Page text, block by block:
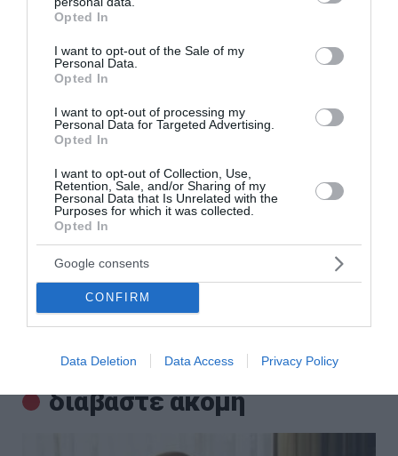
grant or deny consent to Google and its third-party tags to
use your data for below specified purposes in below Google
consent section.
Opted In
I want to opt-out of the Sale of my
Personal Data.
Opted In
I want to opt-out of processing my
Personal Data for Targeted Advertising.
Opted In
I want to opt-out of Collection, Use,
Retention, Sale, and/or Sharing of my
Personal Data that Is Unrelated with the
Purposes for which it was collected.
Opted In
Google consents
CONFIRM
Data Deletion Data Access Privacy Policy
Δύο ακόμη αποχωρήσεις από το κόμμα Καρυστιανού με
Δυσκόλεψε η πρόκριση για τον ΠΑΟΚ – Ήττα 1-0 από την
Τραγωδία στη Marfin: Έφτασε στην Ελλάδα η 46χρονη
κατηγορούμενη που είχε συλληφθεί στο Λονδίνο
Τζόκερ: Η κλήρωση της Πέμπτης - Οι τυχεροί αριθμοί
Πέθανε το λευκό κουτάβι που είχε γίνει μέλος αγέλης
λύκων
Τεχεράνη: Πιθανός ο αποκλεισμός των Στενών του
Ορμούζ για «εχθρικά» πλοία – Σκέψεις για επιβολή
προστίμων έως 20% του φορτίου
ΟΛΕΣ ΟΙ ΕΙΔΗΣΕΙΣ →
διαβάστε ακόμη